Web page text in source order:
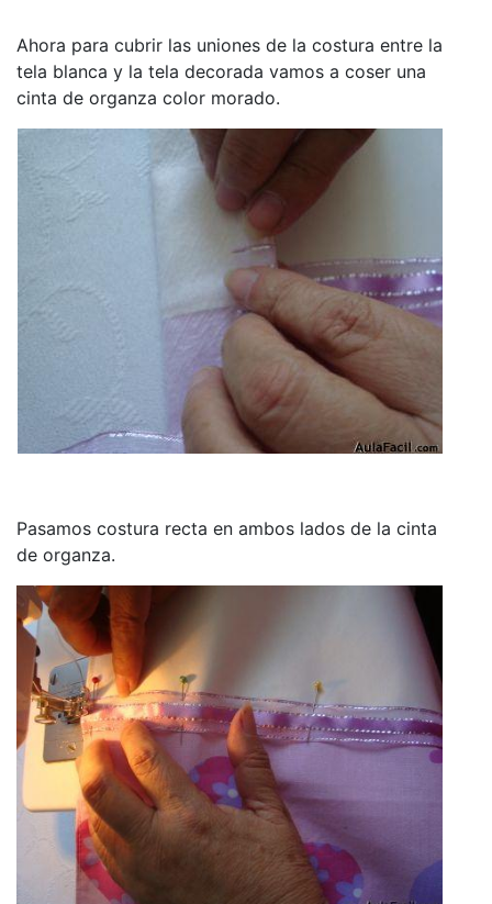
Ahora para cubrir las uniones de la costura entre la
tela blanca y la tela decorada vamos a coser una
cinta de organza color morado.
Pasamos costura recta en ambos lados de la cinta
de organza.